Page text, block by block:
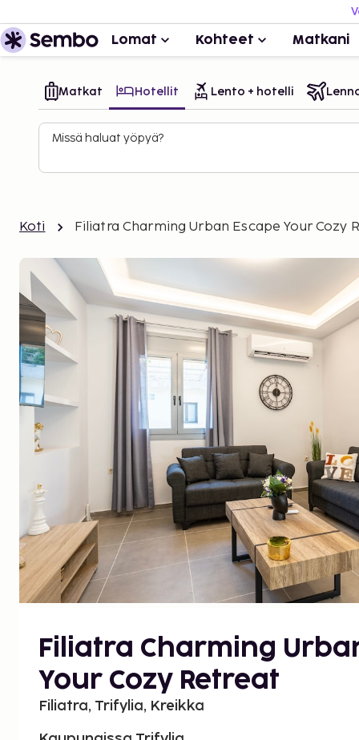
Lomat Kohteet Matkani
Matkat Hotellit Lento + hotelli
Missä haluat yöpyä?
Koti Filiatra Charming Urban Escape Your Cozy
Filiatra Charming
Your Cozy Retreat
Filiatra, Trifylia, Kreikka